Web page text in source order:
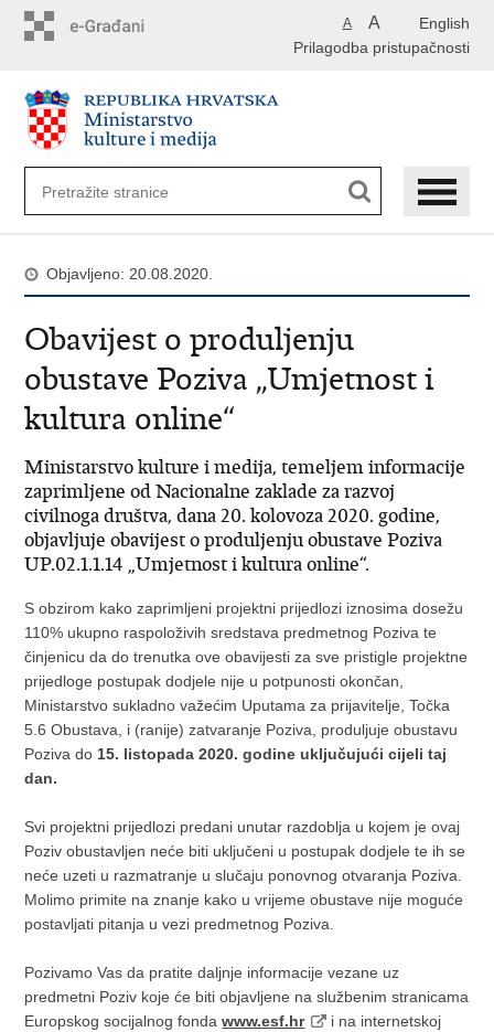
English
A A
Prilagodba pristupačnosti
Objavljeno: 20.08.2020.
Obavijest o produljenju
obustave Poziva „Umjetnost i
kultura online“
Ministarstvo kulture i medija, temeljem informacije
zaprimljene od Nacionalne zaklade za razvoj
civilnoga društva, dana 20. kolovoza 2020. godine,
objavljuje obavijest o produljenju obustave Poziva
UP.02.1.1.14 „Umjetnost i kultura online“.
S obzirom kako zaprimljeni projektni prijedlozi iznosima dosežu
110% ukupno raspoloživih sredstava predmetnog Poziva te
činjenicu da do trenutka ove obavijesti za sve pristigle projektne
prijedloge postupak dodjele nije u potpunosti okončan,
Ministarstvo sukladno važećim Uputama za prijavitelje, Točka
5.6 Obustava, i (ranije) zatvaranje Poziva, produljuje obustavu
Poziva do 15. listopada 2020. godine uključujući cijeli taj
dan.
Svi projektni prijedlozi predani unutar razdoblja u kojem je ovaj
Poziv obustavljen neće biti uključeni u postupak dodjele te ih se
neće uzeti u razmatranje u slučaju ponovnog otvaranja Poziva.
Molimo primite na znanje kako u vrijeme obustave nije moguće
postavljati pitanja u vezi predmetnog Poziva.
Pozivamo Vas da pratite daljnje informacije vezane uz
predmetni Poziv koje će biti objavljene na službenim stranicama
Europskog socijalnog fondawww.esf.hr
i na internetskoj